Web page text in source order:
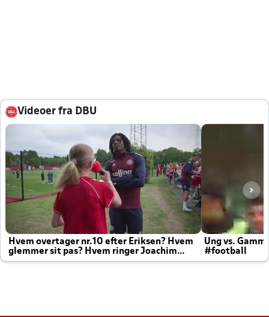
Videoer fra DBU
Hvem overtager nr.10 efter Eriksen? Hvem
glemmer sit pas? Hvem ringer Joachim
altid til efter kampe?
Ung vs.
#football